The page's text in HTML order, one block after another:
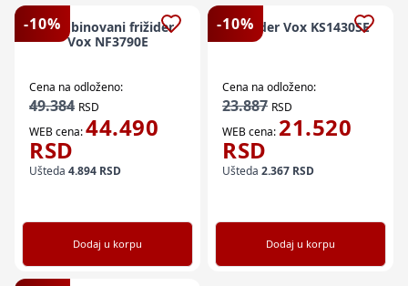
-10%
Kombinovani frižider
Vox NF3790E
Cena na odloženo:
49.384 RSD
WEB cena:44.490
RSD
Ušteda 4.894 RSD
Dodaj u korpu
-10%
Frižider Vox KS1430SE
Cena na odloženo:
23.887 RSD
WEB cena: 21.520
RSD
Ušteda 2.367 RSD
Dodaj u korpu